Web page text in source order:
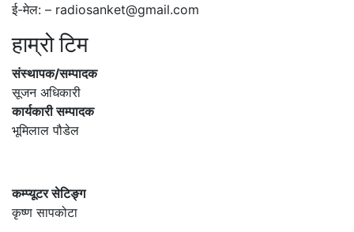
ई-मेल: – radiosanket@gmail.com
हाम्रो टिम
संस्थापक/सम्पादक
सूजन अधिकारी
कार्यकारी सम्पादक
भूमिलाल पौडेल
कम्प्यूटर सेटिङ्ग
कृष्ण सापकोटा